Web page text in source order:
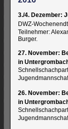
3./4. Dezember:
DWZ-
Teilnehmer:
Burger.
27. November:
in
26. November:
in